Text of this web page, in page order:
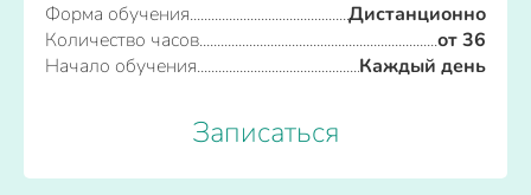
Форма обучения
Дистанционно
Количество часов
от 36
Начало обучения
Каждый день
Записаться